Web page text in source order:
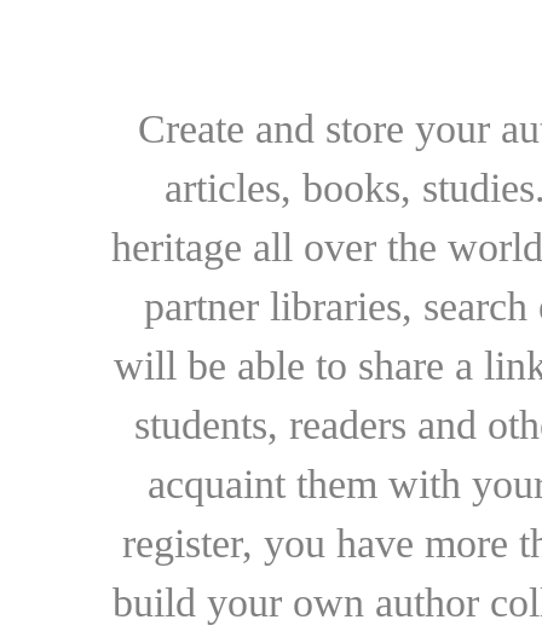
Create and store your
articles, books,
heritage all over the
partner libraries,
will be able to share a
students, readers and
acquaint them with
register, you have more
build your own author